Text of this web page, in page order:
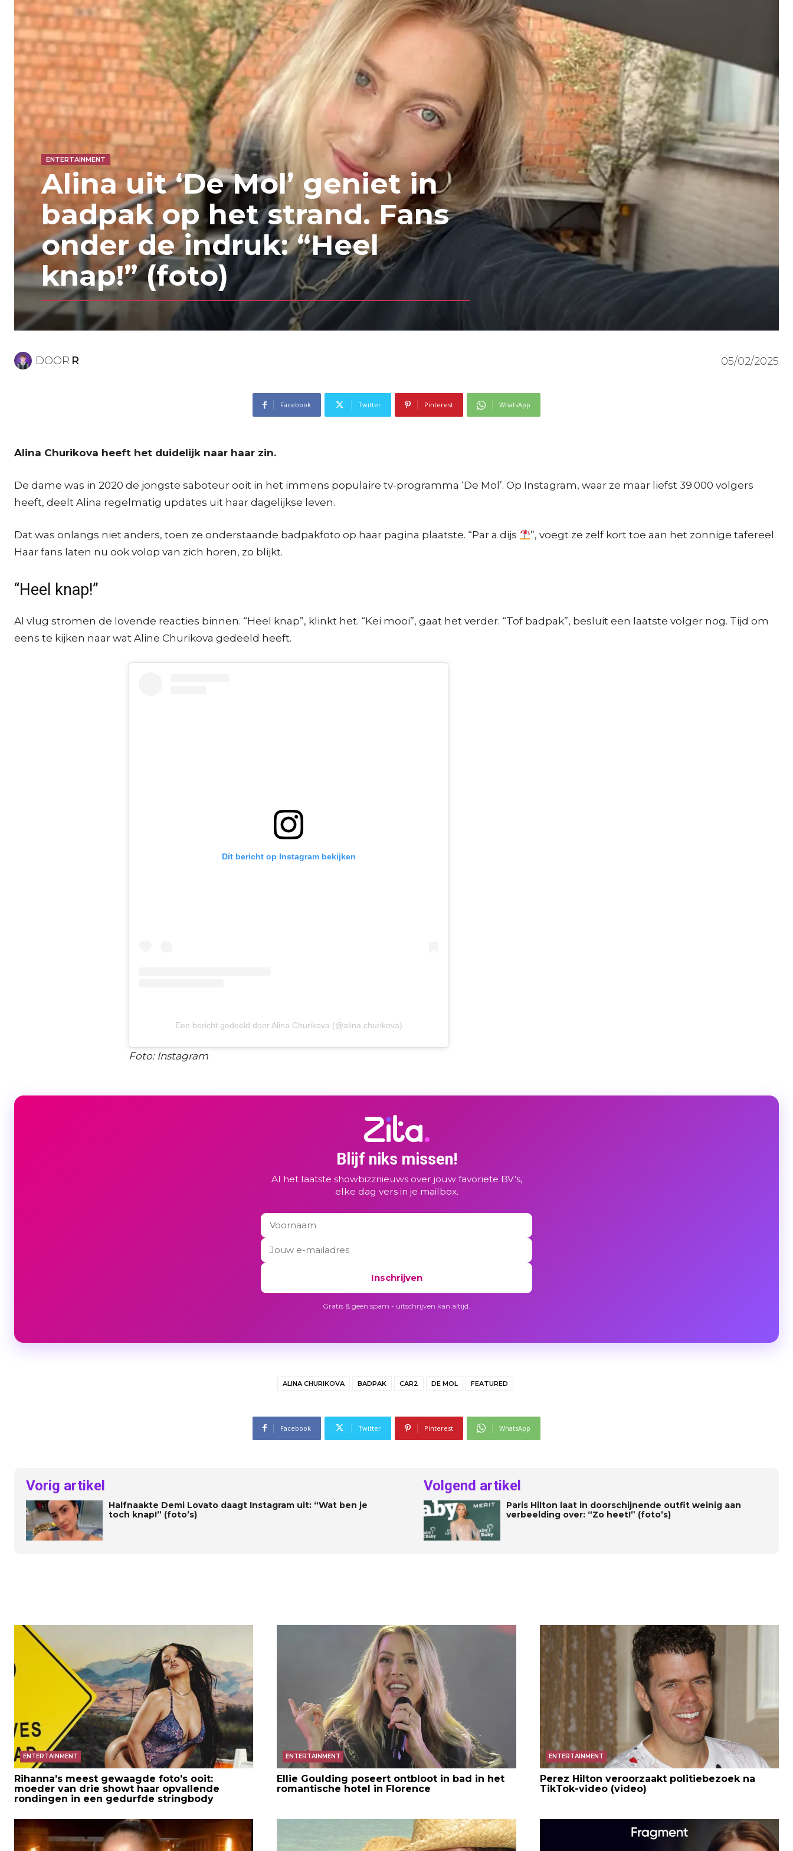
ENTERTAINMENT
Alina uit ‘De Mol’ geniet in
badpak op het strand. Fans
onder de indruk: “Heel
knap!” (foto)
DOOR R 05/02/2025
Facebook Twitter Pinterest WhatsApp
Alina Churikova heeft het duidelijk naar haar zin.
De dame was in 2020 de jongste saboteur ooit in het immens populaire tv-programma ‘De Mol’. Op Instagram, waar ze maar liefst 39.000 volgers
heeft, deelt Alina regelmatig updates uit haar dagelijkse leven.
Dat was onlangs niet anders, toen ze onderstaande badpakfoto op haar pagina plaatste. “Par a dijs
”, voegt ze zelf kort toe aan het zonnige tafereel.
Haar fans laten nu ook volop van zich horen, zo blijkt.
“Heel knap!”
Al vlug stromen de lovende reacties binnen. “Heel knap”, klinkt het. “Kei mooi”, gaat het verder. “Tof badpak”, besluit een laatste volger nog. Tijd om
eens te kijken naar wat Aline Churikova gedeeld heeft.
Dit bericht op Instagram bekijken
Een bericht gedeeld door Alina Churikova (@alina.churikova)
Foto: Instagram
Blijf niks missen!
Al het laatste showbizznieuws over jouw favoriete BV’s,
elke dag vers in je mailbox.
Inschrijven
Gratis & geen spam - uitschrijven kan altijd.
ALINA CHURIKOVA BADPAK CAR2 DE MOL FEATURED
Facebook Twitter Pinterest WhatsApp
Vorig artikel
Halfnaakte Demi Lovato daagt Instagram uit: “Wat ben je
toch knap!” (foto’s)
Volgend artikel
Paris Hilton laat in doorschijnende outfit weinig aan
verbeelding over: “Zo heet!” (foto’s)
ENTERTAINMENT
Rihanna’s meest gewaagde foto’s ooit:
moeder van drie showt haar opvallende
rondingen in een gedurfde stringbody
ENTERTAINMENT
Ellie Goulding poseert ontbloot in bad in het
romantische hotel in Florence
ENTERTAINMENT
Perez Hilton veroorzaakt politiebezoek na
TikTok-video (video)